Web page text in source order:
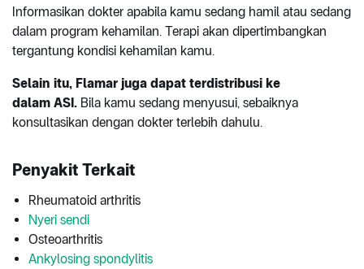
Informasikan dokter apabila kamu sedang hamil atau sedang
dalam program kehamilan. Terapi akan dipertimbangkan
tergantung kondisi kehamilan kamu.
Selain itu, Flamar juga dapat terdistribusi ke
dalam ASI. Bila kamu sedang menyusui, sebaiknya
konsultasikan dengan dokter terlebih dahulu.
Penyakit Terkait
Rheumatoid arthritis
Nyeri sendi
Osteoarthritis
Ankylosing spondylitis